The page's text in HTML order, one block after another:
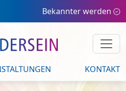
Bekannter werden
KONTAKT